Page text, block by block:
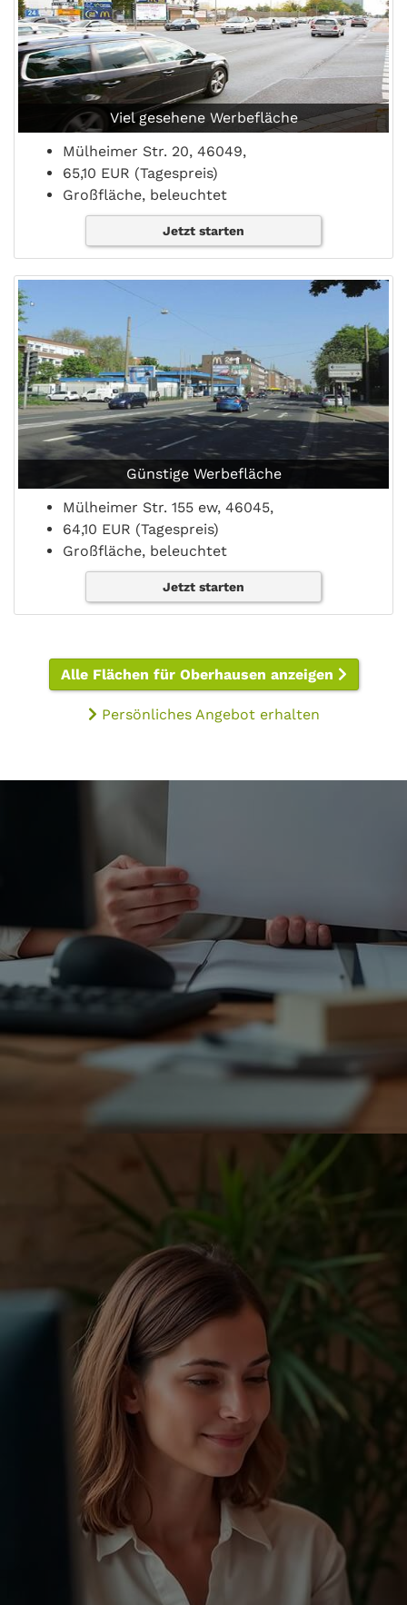
Viel gesehene Werbefläche
Mülheimer Str. 20, 46049,
65,10 EUR (Tagespreis)
Großfläche, beleuchtet
Jetzt starten
Günstige Werbefläche
Mülheimer Str. 155 ew, 46045,
64,10 EUR (Tagespreis)
Großfläche, beleuchtet
Jetzt starten
Alle Flächen für Oberhausen anzeigen
Persönliches Angebot erhalten